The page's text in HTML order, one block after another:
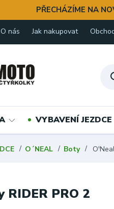
PŘECHÁZÍME NA
O nás Jak nakupovat
VYBAVENÍ JEZDCE
O´NEAL Boty
RIDER PRO 2